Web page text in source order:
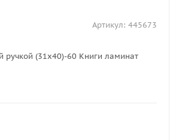
Артикул: 445673
ручкой (31х40)-60 Книги ламинат